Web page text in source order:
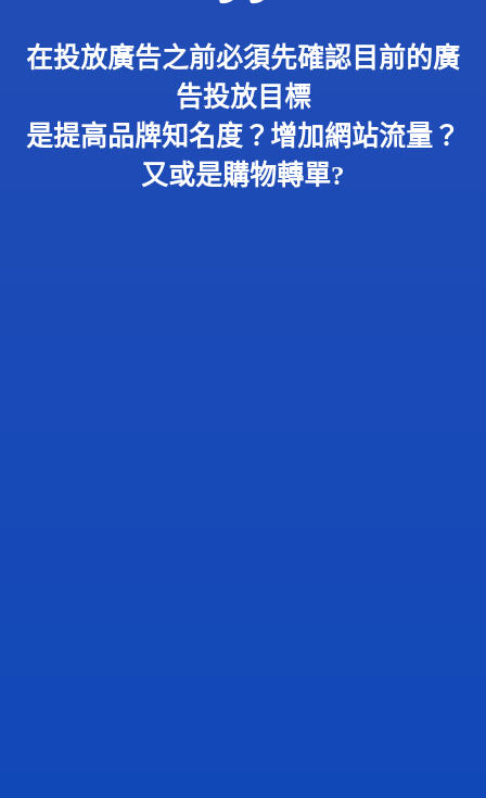
在投放廣告之前必須先確認目前的廣
告投放目標
是提高品牌知名度？增加網站流量？
又或是購物轉單?